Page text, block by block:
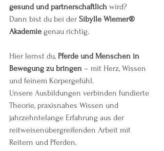
gesund und partnerschaftlich wird?
Dann bist du bei der Sibylle Wiemer®
Akademie genau richtig.
Hier lernst du, Pferde und Menschen in
Bewegung zu bringen – mit Herz, Wissen
und feinem Körpergefühl.
Unsere Ausbildungen verbinden fundierte
Theorie, praxisnahes Wissen und
jahrzehntelange Erfahrung aus der
reitweisenübergreifenden Arbeit mit
Reitern und Pferden.